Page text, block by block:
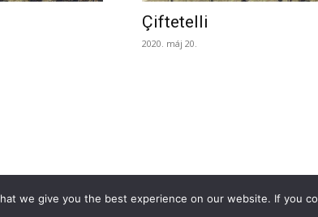
Çiftetelli
2020. máj 20.
Támogasd a Türkinfót! Médiaajánlat
we give you the best experience on our website. If you